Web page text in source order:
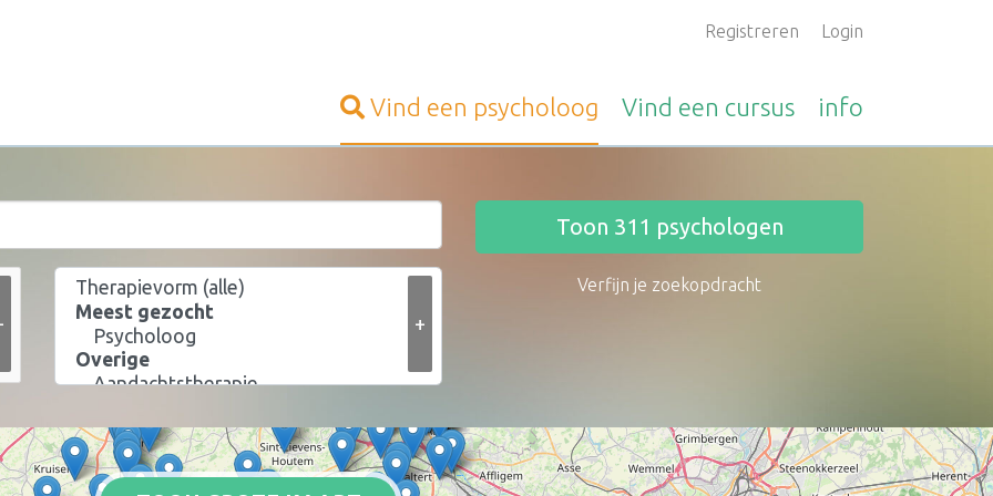
Registreren Login
Vind een psycholoog Vind een cursus info
+
Toon 311 psychologen
Verfijn je zoekopdracht